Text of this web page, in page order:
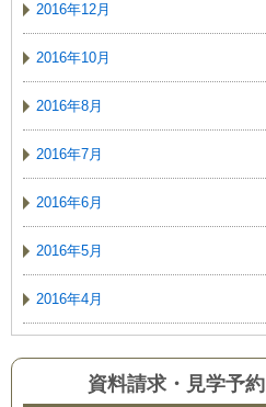
2016年12月
2016年10月
2016年8月
2016年7月
2016年6月
2016年5月
2016年4月
資料請求・見学予約